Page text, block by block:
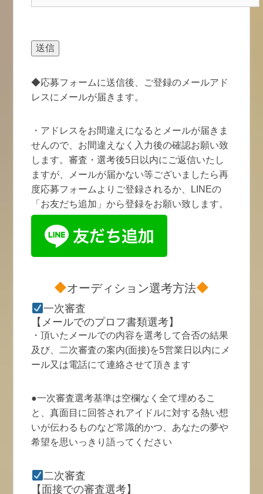
◆応募フォームに送信後、ご登録のメールアド
レスにメールが届きます。
・アドレスをお間違えになるとメールが届きま
せんので、お間違えなく入力後の確認お願い致
します。審査・選考後5日以内にご返信いたし
ますが、メールが届かない等ございましたら再
度応募フォームよりご登録されるか、LINEの
「お友だち追加」から登録をお願い致します。
オーディション選考方法
一次審査
【メールでのプロフ書類選考】
・頂いたメールでの内容を選考して合否の結果
及び、二次審査の案内(面接)を5営業日以内にメ
ール又は電話にて連絡させて頂きます
●一次審査選考基準は空欄なく全て埋めるこ
と、真面目に回答されアイドルに対する熱い想
いが伝わるものなど常識的かつ、あなたの夢や
希望を思いっきり語ってください
二次審査
【面接での審査選考】